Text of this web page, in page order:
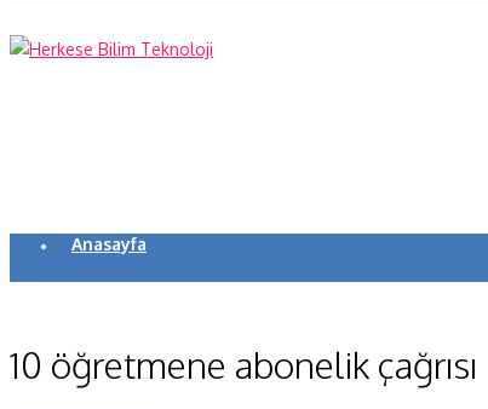
Anasayfa
Makaleler
10 öğretmene abonelik çağrısı